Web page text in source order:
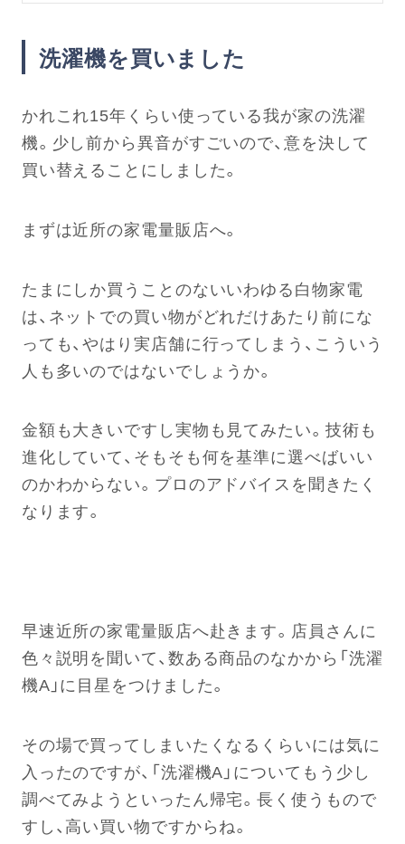
洗濯機を買いました
かれこれ15年くらい使っている我が家の洗濯
機。少し前から異音がすごいので、意を決して
買い替えることにしました。
まずは近所の家電量販店へ。
たまにしか買うことのないいわゆる白物家電
は、ネットでの買い物がどれだけあたり前にな
っても、やはり実店舗に行ってしまう、こういう
人も多いのではないでしょうか。
金額も大きいですし実物も見てみたい。技術も
進化していて、そもそも何を基準に選べばいい
のかわからない。プロのアドバイスを聞きたく
なります。
早速近所の家電量販店へ赴きます。店員さんに
色々説明を聞いて、数ある商品のなかから「洗濯
機A」に目星をつけました。
その場で買ってしまいたくなるくらいには気に
入ったのですが、「洗濯機A」についてもう少し
調べてみようといったん帰宅。長く使うもので
すし、高い買い物ですからね。